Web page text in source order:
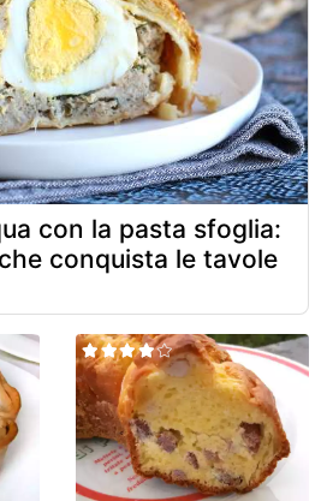
con la pasta sfoglia:
conquista le tavole